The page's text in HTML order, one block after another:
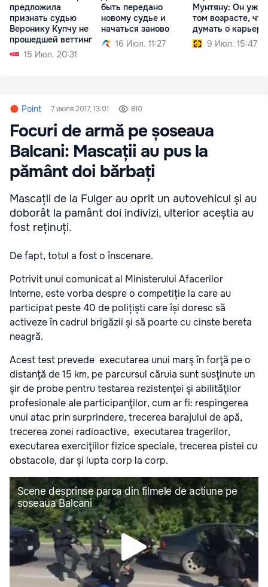
предложила
признать судью
Веронику Купчу не
прошедшей веттинг
15 Июл. 20:31
быть передано
новому судье и
начаться заново
16 Июл. 11:27
Мунтяну: Он уже
том возрасте,
думать о карьере
9 Июл. 15:47
Point 7 июля 2017, 13:01 810
Focuri de armă pe șoseaua
Balcani: Mascații au pus la
pământ doi bărbați
Mascații de la Fulger au oprit un autovehicul și au
doborât la pamânt doi indivizi, ulterior aceștia au
fost reținuți.
De fapt, totul a fost o înscenare.
Potrivit unui comunicat al Ministerului Afacerilor
Interne, este vorba despre o competiție la care au
participat peste 40 de polițiști care își doresc să
activeze în cadrul brigăzii și să poarte cu cinste bereta
neagră.
Acest test prevede executarea unui marş în forţă pe o
distanţă de 15 km, pe parcursul căruia sunt susţinute un
şir de probe pentru testarea rezistenţei şi abilităţilor
profesionale ale participanţilor, cum ar fi: respingerea
unui atac prin surprindere, trecerea barajului de apă,
trecerea zonei radioactive, executarea tragerilor,
executarea exerciţiilor fizice speciale, trecerea pistei cu
obstacole, dar și lupta corp la corp.